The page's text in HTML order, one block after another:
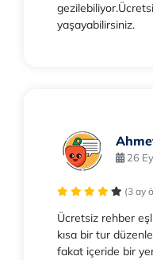
yaşayabilirsiniz.
26
(3 ay
Ücretsiz rehber
kısa bir tur
fakat içeride bir